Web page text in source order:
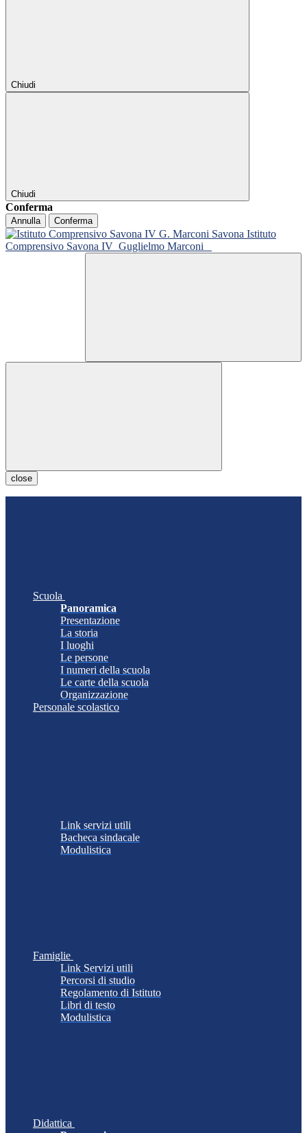
Chiudi
Chiudi
Conferma
Annulla Conferma
Istituto
Comprensivo Savona IV Guglielmo Marconi
close
Scuola
Panoramica
Presentazione
La storia
I luoghi
Le persone
I numeri della scuola
Le carte della scuola
Organizzazione
Personale scolastico
Link servizi utili
Bacheca sindacale
Modulistica
Famiglie
Link Servizi utili
Percorsi di studio
Regolamento di Istituto
Libri di testo
Modulistica
Didattica